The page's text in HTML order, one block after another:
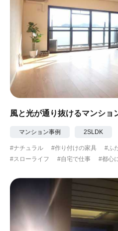
#コンクリート壁 #ガラ
#こだわりインテリア #
#自転車収納 #作り付け
#無垢の木
#ふたり暮らし #子育て
#スローライフ #自宅で
#眺望最高 #水辺の住ま
#300万円以下
風と光が通り抜けるマンショ
マンション事例 2SLDK
#ナチュラル #作り付けの家具 #ふ
#スローライフ
#自宅で仕事 #都心